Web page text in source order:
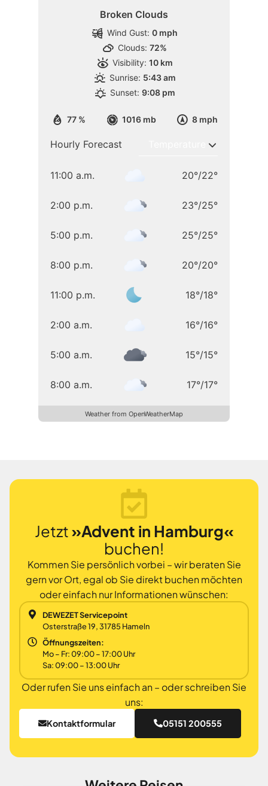
Broken Clouds
77 % 1016 mb 8 mph
Wind Gust: 0 mph
Clouds: 72%
Visibility: 10 km
Sunrise: 5:43 am
Sunset: 9:08 pm
Hourly Forecast
11:00 a.m. 20°/22°
2:00 p.m. 23°/25°
5:00 p.m. 25°/25°
8:00 p.m. 20°/20°
11:00 p.m. 18°/18°
2:00 a.m. 16°/16°
5:00 a.m. 15°/15°
8:00 a.m. 17°/17°
Weather from OpenWeatherMap
Jetzt»Advent in Hamburg«
buchen!
Kommen Sie persönlich vorbei – wir beraten Sie
gern vor Ort, egal ob Sie direkt buchen möchten
oder einfach nur Informationen wünschen:
DEWEZET Servicepoint
Osterstraße 19, 31785 Hameln
Öffnungszeiten:
Mo – Fr: 09:00 – 17:00 Uhr
Sa: 09:00 – 13:00 Uhr
Oder rufen Sie uns einfach an – oder schreiben Sie
uns:
Kontaktformular 05151 200555